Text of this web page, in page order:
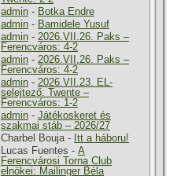
admin - Botka Endre
admin - Bamidele Yusuf
admin - 2026.VII.26. Paks –
Ferencváros: 4-2
admin - 2026.VII.26. Paks –
Ferencváros: 4-2
admin - 2026.VII.23. EL-
selejtező: Twente –
Ferencváros: 1-2
admin - Játékoskeret és
szakmai stáb – 2026/27
Charbel Bouja- Itt a háboru!
Lucas Fuentes - A
Ferencvárosi Torna Club
elnökei: Mailinger Béla